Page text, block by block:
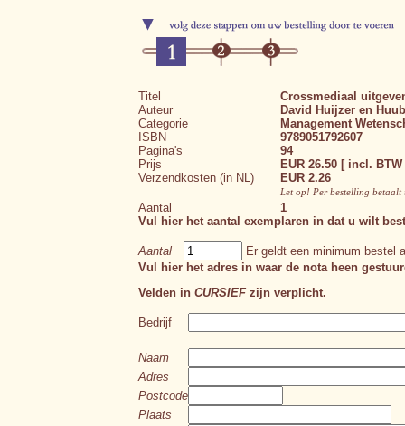
Titel
Crossmediaal
Auteur
David Huijzer en
Categorie
Management
ISBN
9789051792607
Pagina's
94
Prijs
EUR 26.50 [ incl. BTW
Verzendkosten (in NL)
EUR 2.26
Let op! Per bestelling betaalt
Aantal
1
Vul hier het aantal exemplaren in dat u wilt
Aantal
Er geldt een minimum bestel
Vul hier het adres in waar de nota heen
Velden in CURSIEF zijn verplicht.
Bedrijf
Naam
Adres
Postcode
Plaats